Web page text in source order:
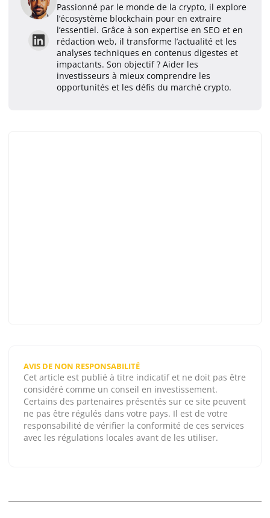
Passionné par le monde de la crypto, il explore
l’écosystème blockchain pour en extraire
l’essentiel. Grâce à son expertise en SEO et en
rédaction web, il transforme l’actualité et les
analyses techniques en contenus digestes et
impactants. Son objectif ? Aider les
investisseurs à mieux comprendre les
opportunités et les défis du marché crypto.
AVIS DE NON RESPONSABILITÉ
Cet article est publié à titre indicatif et ne doit pas être
considéré comme un conseil en investissement.
Certains des partenaires présentés sur ce site peuvent
ne pas être régulés dans votre pays. Il est de votre
responsabilité de vérifier la conformité de ces services
avec les régulations locales avant de les utiliser.